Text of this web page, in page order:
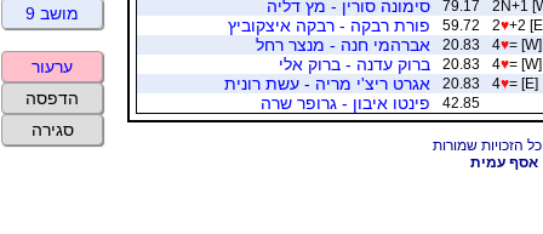
2N+1
79.17 סימונה סורין - מץ דליה
2♥+2
59.72 פורת רבקה - רבקה איצקוביץ
4♥= [W]
20.83 אברהמי חנה - מנצר רחל
4♥= [W]
20.83 ברוק עדנה - ברוק אלי
4♥= [E]
20.83 אגרט ריצ'י מריה - עשת רונית
42.85 פינטו איבון - גרופר שרה
אסף עמית
מושב 9
ערעור
הדפסה
סגירה